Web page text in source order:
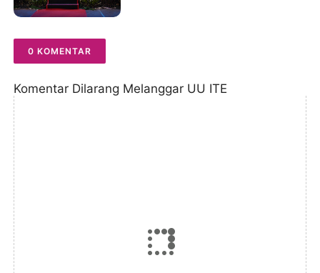
0 KOMENTAR
Komentar Dilarang Melanggar UU ITE